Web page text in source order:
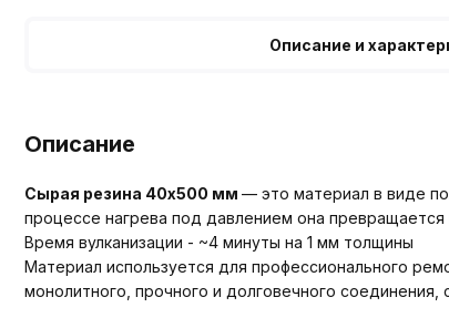
Описание и
Описание
Сырая резина 40х500 мм — это материал в виде
процессе нагрева под давлением она
Время вулканизации - ~4 минуты на 1 мм толщины
Материал используется для профессионального
монолитного, прочного и долговечного